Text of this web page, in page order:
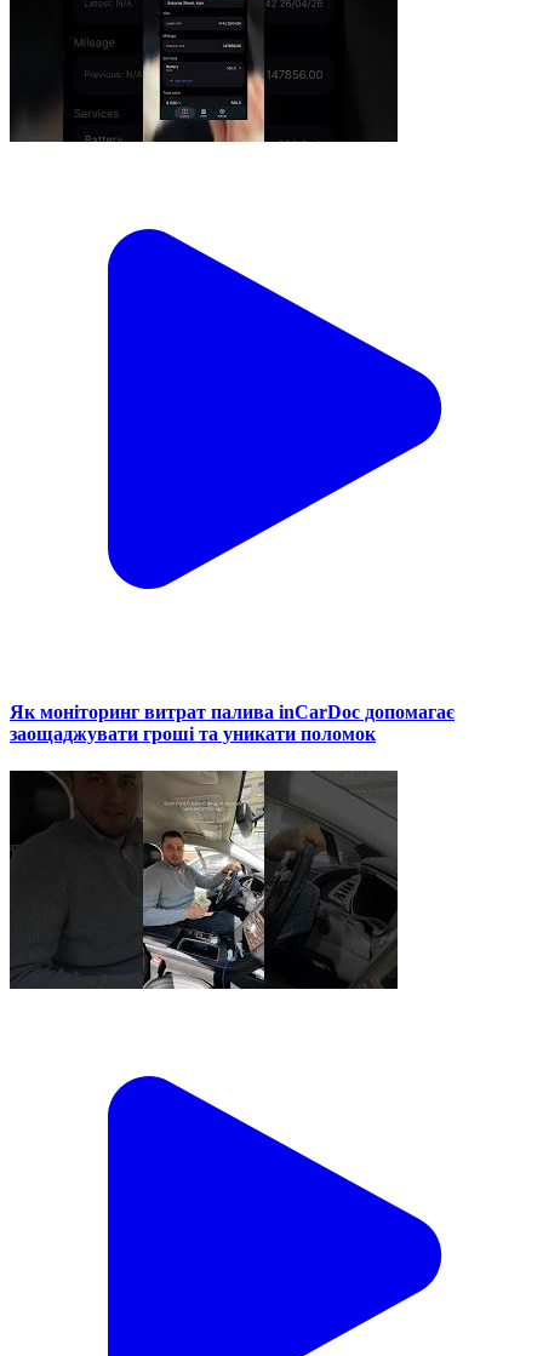
Як моніторинг витрат палива inCarDoc допомагає
заощаджувати гроші та уникати поломок